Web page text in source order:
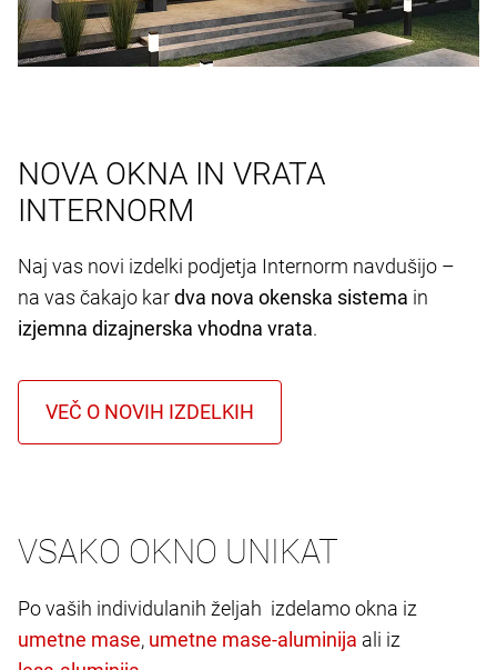
NOVA OKNA IN VRATA
INTERNORM
Naj vas novi izdelki podjetja Internorm navdušijo –
na vas čakajo kardva nova okenska sistema in
izjemna dizajnerska vhodna vrata.
VSAKO OKNO UNIKAT
Po vaših individulanih željah izdelamo okna iz
,
ali iz